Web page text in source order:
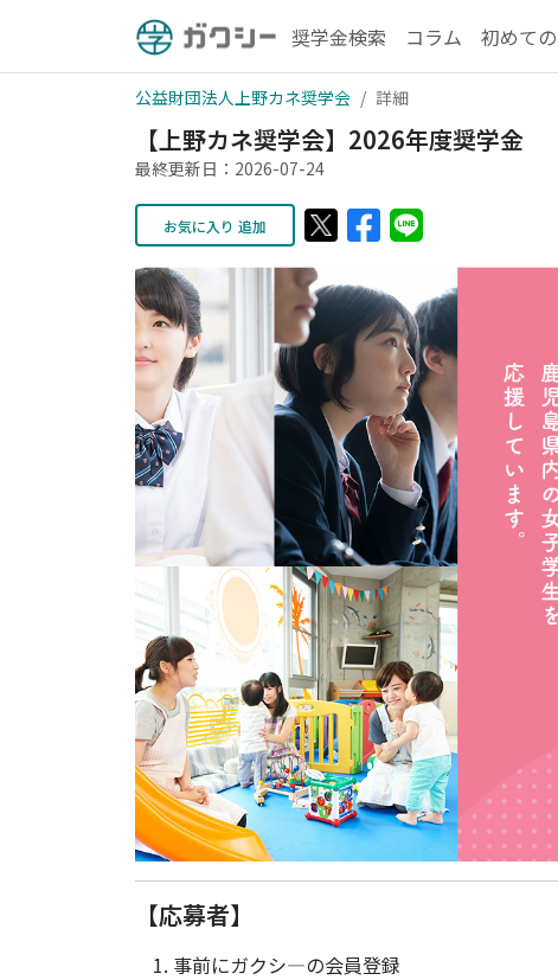
奨学金検索 コラム 初めて
公益財団法人上野カネ奨学会 詳細
【上野カネ奨学会】2026年度奨学金
最終更新日：2026-07-24
お気に入り 追加
【応募者】
事前にガクシ―の会員登録